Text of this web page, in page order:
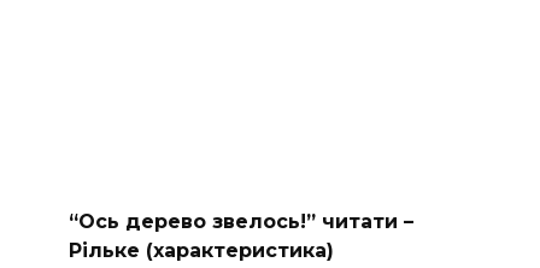
“Ось дерево звелось!” читати –
Рільке (характеристика)